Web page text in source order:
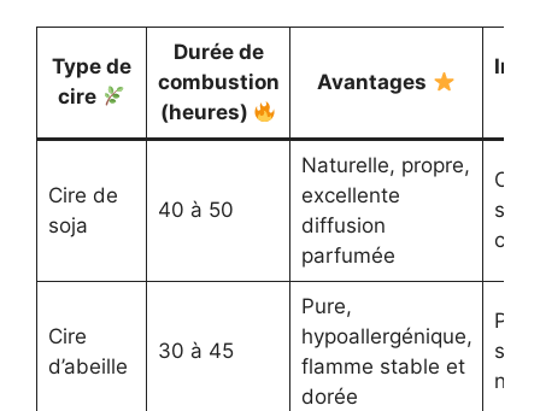
Type de
cire
Durée de
combustion
(heures)
Avantages
Cire de
soja
40 à 50
Naturelle, propre,
excellente
diffusion
parfumée
Cire
d’abeille
30 à 45
Pure,
hypoallergénique,
flamme stable et
dorée
Prix